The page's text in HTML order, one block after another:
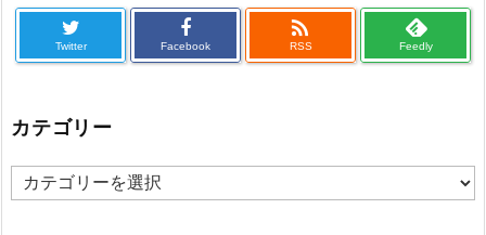
Twitter Facebook

RSS Feedly
カテゴリー
カ